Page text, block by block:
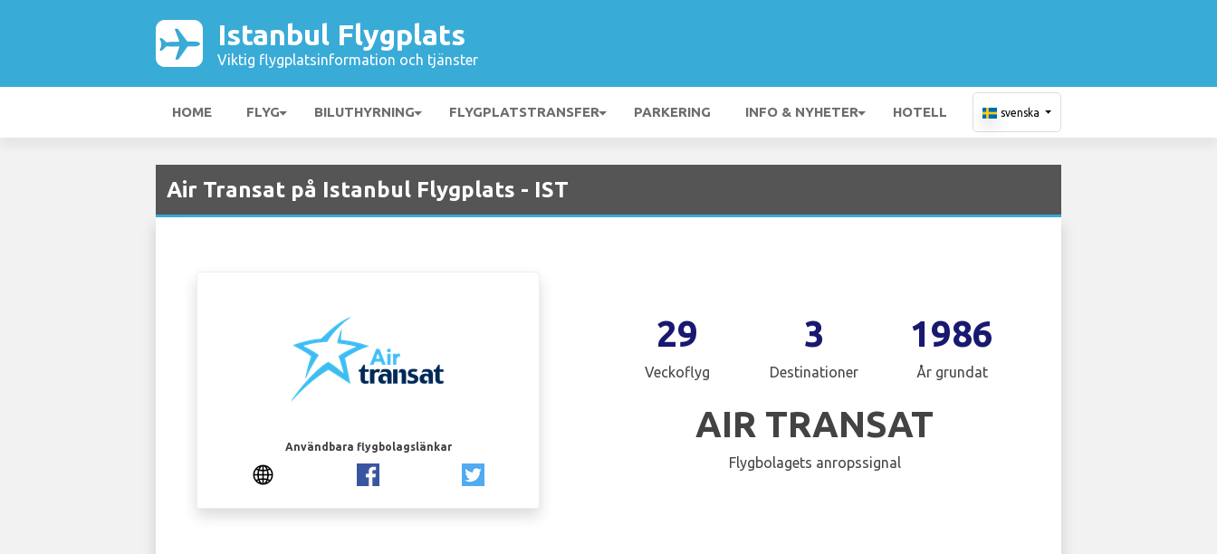
Istanbul Flygplats
Viktig flygplatsinformation och tjänster
HOME FLYG BILUTHYRNING FLYGPLATSTRANSFER PARKERING INFO & NYHETER HOTELL svenska
Air Transat på Istanbul Flygplats - IST
Användbara flygbolagslänkar
29
Veckoflyg
3
Destinationer
1986
År grundat
AIR TRANSAT
Flygbolagets anropssignal